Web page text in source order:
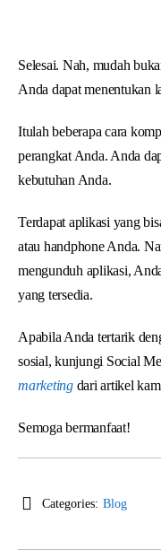
Selesai. Nah, mudah
Anda dapat menentukan
Itulah beberapa cara
perangkat Anda. Anda
kebutuhan Anda.
Terdapat aplikasi yang
atau handphone Anda.
mengunduh aplikasi,
yang tersedia.
Apabila Anda tertarik
sosial, kunjungi Social
marketing dari artikel
Semoga bermanfaat!
Categories: Blog